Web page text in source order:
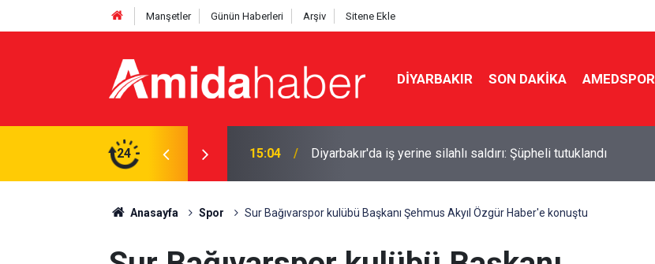
Manşetler Günün Haberleri Arşiv Sitene Ekle
DIYARBAKIR SON DAKIKA AMEDSPOR
24
560 sentetik hap çıktı 15:04 Diyarbakır'da iş yerine silahlı saldırı: Şüpheli tutuklandı
Anasayfa Spor Sur Bağıvarspor kulübü Başkanı Şehmus Akyıl Özgür Haber'e konuştu